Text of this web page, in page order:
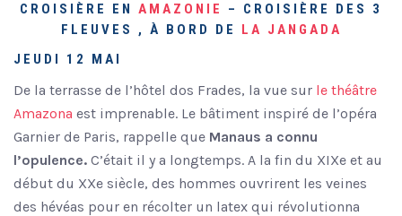
CROISIÈRE EN AMAZONIE
– CROISIÈRE DES 3
FLEUVES , À BORD DE LA JANGADA
JEUDI 12 MAI
De la terrasse de l’hôtel dos Frades, la vue sur le théâtre
Amazona est imprenable. Le bâtiment inspiré de l’opéra
Garnier de Paris, rappelle que Manaus a connu
l’opulence. C’était il y a longtemps. A la fin du XIXe et au
début du XXe siècle, des hommes ouvrirent les veines
des hévéas pour en récolter un latex qui révolutionna